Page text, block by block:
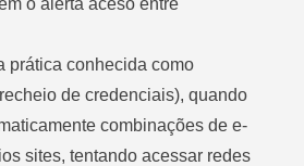
o alerta aceso entre
prática conhecida como
de credenciais), quando
combinações de e-
sites, tentando acessar redes